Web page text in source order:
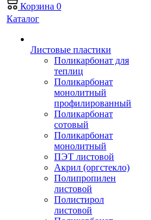
Корзина 0
Каталог
Листовые пластики
Поликарбонат для
теплиц
Поликарбонат
монолитный
профилированный
Поликарбонат
сотовый
Поликарбонат
монолитный
ПЭТ листовой
Акрил (оргстекло)
Полипропилен
листовой
Полистирол
листовой